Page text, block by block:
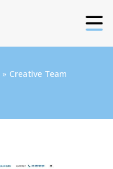
» Creative Team